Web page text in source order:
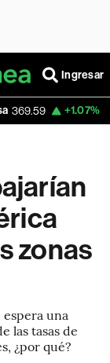
Ingresar
+1.07%
zonas
espera una
las tasas de
¿por qué?